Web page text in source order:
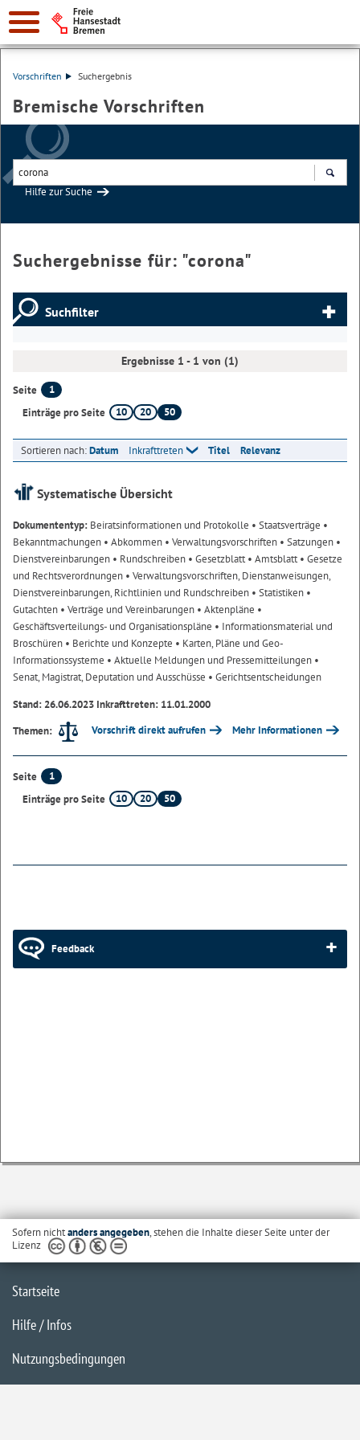
Vorschriften Suchergebnis
Bremische Vorschriften
Hilfe zur Suche
Suchergebnisse für: "corona"
Suchfilter
Ergebnisse 1 - 1 von (1)
Seite
1
Einträge pro Seite
10 20 50
Sortieren nach:Datum Inkrafttreten Titel Relevanz
Systematische Übersicht
Dokumententyp: Beiratsinformationen und Protokolle • Staatsverträge •
Bekanntmachungen • Abkommen • Verwaltungsvorschriften • Satzungen •
Dienstvereinbarungen • Rundschreiben • Gesetzblatt• Amtsblatt• Gesetze
und Rechtsverordnungen • Verwaltungsvorschriften, Dienstanweisungen,
Dienstvereinbarungen, Richtlinien und Rundschreiben • Statistiken •
Gutachten • Verträge und Vereinbarungen • Aktenpläne •
Geschäftsverteilungs- und Organisationspläne • Informationsmaterial und
Broschüren • Berichte und Konzepte • Karten, Pläne und Geo-
Informationssysteme • Aktuelle Meldungen und Pressemitteilungen •
Senat, Magistrat, Deputation und Ausschüsse • Gerichtsentscheidungen
Stand: 26.06.2023 Inkrafttreten: 11.01.2000
Themen:
Vorschrift direkt aufrufen Mehr Informationen
Seite
1
Einträge pro Seite
10 20 50
Feedback
Sofern nichtanders angegeben, stehen die Inhalte dieser Seite unter der
Lizenz
Startseite
Hilfe / Infos
Nutzungsbedingungen